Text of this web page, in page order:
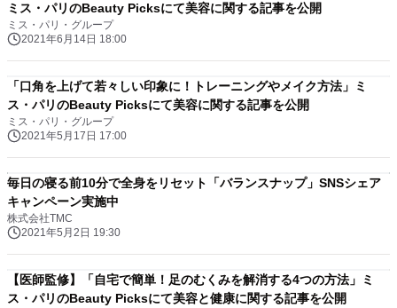
ミス・パリのBeauty Picksにて美容に関する記事を公開
ミス・パリ・グループ
2021年6月14日 18:00
「口角を上げて若々しい印象に！トレーニングやメイク方法」ミ
ス・パリのBeauty Picksにて美容に関する記事を公開
ミス・パリ・グループ
2021年5月17日 17:00
毎日の寝る前10分で全身をリセット「バランスナップ」SNSシェア
キャンペーン実施中
株式会社TMC
2021年5月2日 19:30
【医師監修】「自宅で簡単！足のむくみを解消する4つの方法」ミ
ス・パリのBeauty Picksにて美容と健康に関する記事を公開